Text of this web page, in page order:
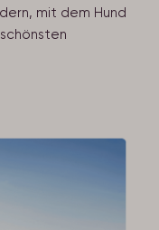
mit dem Hund